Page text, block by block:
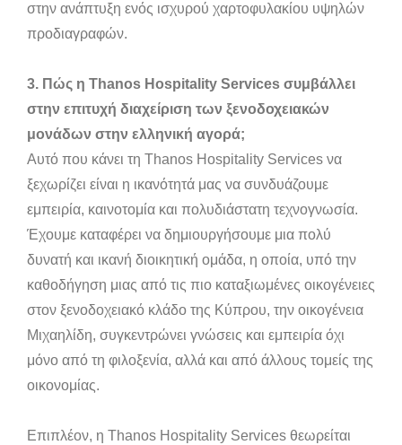
στην ανάπτυξη ενός ισχυρού χαρτοφυλακίου υψηλών
προδιαγραφών.
3. Πώς η Thanos Hospitality Services συμβάλλει
στην επιτυχή διαχείριση των ξενοδοχειακών
μονάδων στην ελληνική αγορά;
Αυτό που κάνει τη Thanos Hospitality Services να
ξεχωρίζει είναι η ικανότητά μας να συνδυάζουμε
εμπειρία, καινοτομία και πολυδιάστατη τεχνογνωσία.
Έχουμε καταφέρει να δημιουργήσουμε μια πολύ
δυνατή και ικανή διοικητική ομάδα, η οποία, υπό την
καθοδήγηση μιας από τις πιο καταξιωμένες οικογένειες
στον ξενοδοχειακό κλάδο της Κύπρου, την οικογένεια
Μιχαηλίδη, συγκεντρώνει γνώσεις και εμπειρία όχι
μόνο από τη φιλοξενία, αλλά και από άλλους τομείς της
οικονομίας.
Επιπλέον, η Thanos Hospitality Services θεωρείται